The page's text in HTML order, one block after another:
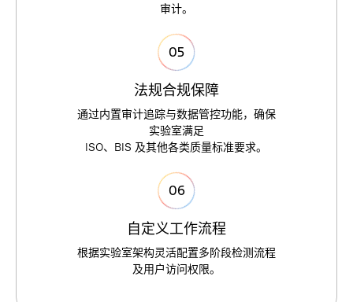
审计。
05
法规合规保障
通过内置审计追踪与数据管控功能， 确保
实验室满足
ISO、 BIS 及其他各类质量标准要求。
06
自定义工作流程
根据实验室架构灵活配置多阶段检测流程
及用户访问权限。